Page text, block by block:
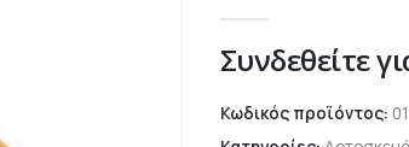
Συνδεθείτε
Κωδικός προϊόντος: